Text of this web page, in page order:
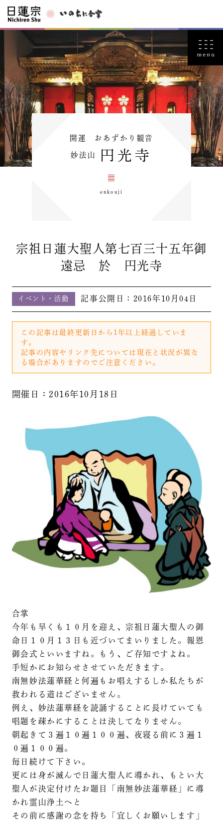
開運 おあずかり観音
妙法山 円光寺
enkouji
宗祖日蓮大聖人第七百三十五年御
遠忌 於 円光寺
イベント・活動 記事公開日： 2016年10月04日
この記事は最終更新日から1年以上経過していま
す。
記事の内容やリンク先については現在と状況が異な
る場合がありますのでご注意ください。
開催日：2016年10月18日
合掌
今年も早くも１０月を迎え、宗祖日蓮大聖人の御
命日１０月１３日も近づいてまいりました。報恩
御会式といいますね。もう、ご存知ですよね。
手短かにお知らせさせていただきます。
南無妙法蓮華経と何遍もお唱えするしか私たちが
救われる道はございません。
例え、妙法蓮華経を読誦することに長けていても
唱題を疎かにすることは決してなりません。
朝起きて３遍１０遍１００遍、夜寝る前に３遍１
０遍１００遍。
毎日続けて下さい。
更には身が滅んで日蓮大聖人に導かれ、もとい大
聖人が決定付けたお題目「南無妙法蓮華経」に導
かれ霊山浄土へと
その前に感謝の念を持ち「宜しくお願いします」